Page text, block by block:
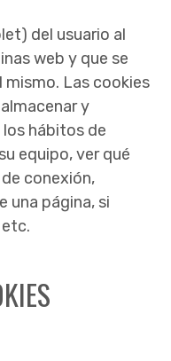
del usuario al
web y que se
mismo. Las cookies
y
hábitos de
equipo, ver qué
conexión,
una página, si